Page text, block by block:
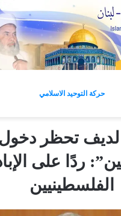
حركة التوحيد الاسلامي
تحظر دخول
ردًا على
الفلسطينيين